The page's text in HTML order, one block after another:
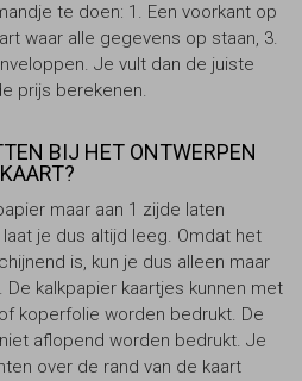
te doen: 1. Een voorkant op
waar alle gegevens op staan, 3.
Je vult dan de juiste
prijs berekenen.
BIJ HET ONTWERPEN
maar aan 1 zijde laten
je dus altijd leeg. Omdat het
is, kun je dus alleen maar
kalkpapier kaartjes kunnen met
koperfolie worden bedrukt. De
aflopend worden bedrukt. Je
over de rand van de kaart